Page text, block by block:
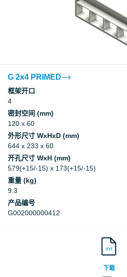
G 2x4 PRIMED
框架开口
4
密封空间 (mm)
120 x 60
外形尺寸 WxHxD (mm)
644 x 233 x 60
开孔尺寸 WxH (mm)
579(+15/-15) x 173(+15/-15)
重量 (kg)
9.3
产品编号
G002000000412
dxf
下载